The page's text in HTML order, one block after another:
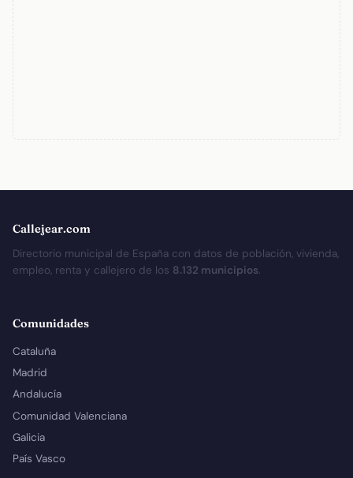
Callejear.com
Directorio municipal de España con datos de población, vivienda,
empleo, renta y callejero de los 8.132 municipios.
Comunidades
Cataluña
Madrid
Andalucía
Comunidad Valenciana
Galicia
País Vasco